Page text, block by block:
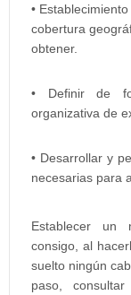
•
cobertura
obtener.
• Definir de
organizativa de
• Desarrollar y
necesarias para
Establecer un
consigo, al
suelto ningún
paso,